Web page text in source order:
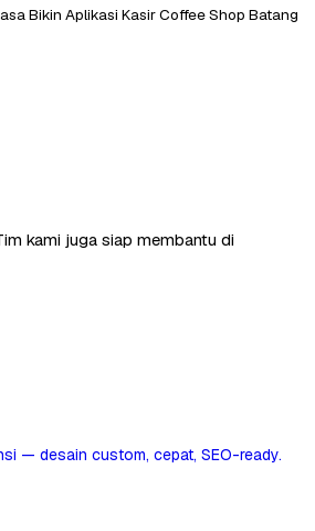
Bikin Aplikasi Kasir Coffee Shop Batang
kami juga siap membantu di
— desain custom, cepat, SEO-ready.